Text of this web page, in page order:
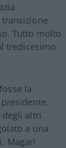
Tutto molto
tredicesimo
la
degli altri.
a una
Magari